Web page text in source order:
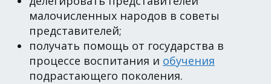
малочисленных народов в советы
представителей;
получать помощь от государства в
процессе воспитания и обучения
подрастающего поколения.